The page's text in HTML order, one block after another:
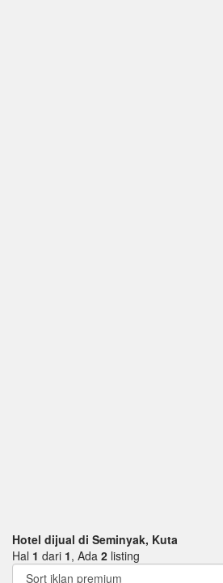
Hotel dijual di Seminyak, Kuta
Hal 1 dari 1, Ada 2 listing